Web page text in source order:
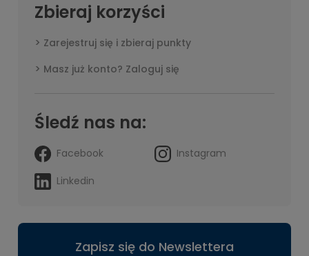
Zbieraj korzyści
Zarejestruj się i zbieraj punkty
Masz już konto? Zaloguj się
Śledź nas na:
Facebook
Instagram
Linkedin
Zapisz się do Newslettera